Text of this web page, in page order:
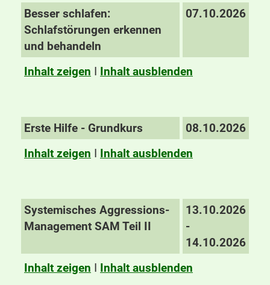
Besser schlafen:
Schlafstörungen erkennen
und behandeln
07.10.2026
Inhalt zeigen I Inhalt ausblenden
Erste Hilfe - Grundkurs
08.10.2026
Inhalt zeigen I Inhalt ausblenden
Systemisches Aggressions-
Management SAM Teil II
13.10.2026
-
14.10.2026
Inhalt zeigen I Inhalt ausblenden